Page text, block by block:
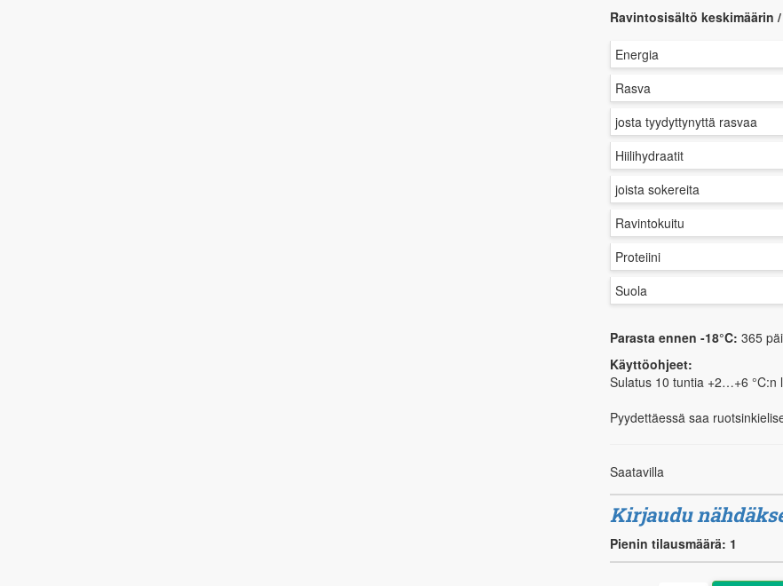
Ravintosisältö keskimäärin
Energia
Rasva
josta tyydyttynyttä rasvaa
Hiilihydraatit
joista sokereita
Ravintokuitu
Proteiini
Suola
Parasta ennen -18°C: 365
Käyttöohjeet:
Sulatus 10 tuntia +2…+6 °C:n
Pyydettäessä saa
Saatavilla
Kirjaudu
Pienin tilausmäärä: 1